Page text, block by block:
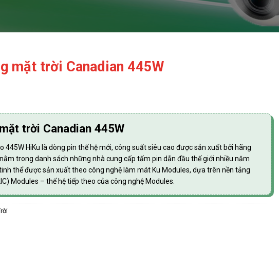
mặt trời Canadian 445W
trời Canadian 445W
HiKu là dòng pin thế hệ mới, công suất siêu cao được sản xuất bởi hãng
trong danh sách những nhà cung cấp tấm pin dẫn đầu thế giới nhiều năm
thể được sản xuất theo công nghệ làm mát Ku Modules, dựa trên nền tảng
Modules – thế hệ tiếp theo của công nghệ Modules.